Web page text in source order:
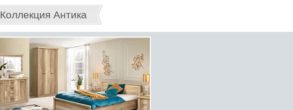
Коллекция Антика